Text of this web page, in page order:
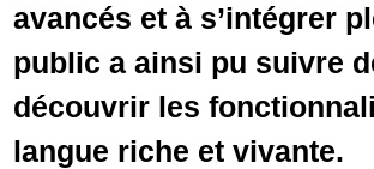
avancés et à s’intégrer
public a ainsi pu suivre
découvrir les
langue riche et vivante.